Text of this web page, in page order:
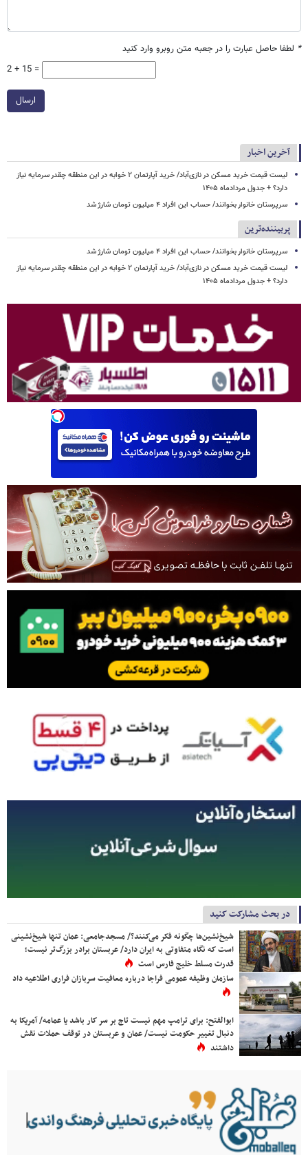
* لطفا حاصل عبارت را در جعبه متن روبرو وارد کنید
2 + 15 =
ارسال
آخرین اخبار
لیست قیمت خرید مسکن در نازی‌آباد/ خرید آپارتمان ۲ خوابه در این منطقه چقدر سرمایه نیاز
دارد؟ + جدول مردادماه ۱۴۰۵
سرپرستان خانوار بخوانند/ حساب این افراد ۴ میلیون تومان شارژ شد
پربیننده‌ترین
سرپرستان خانوار بخوانند/ حساب این افراد ۴ میلیون تومان شارژ شد
لیست قیمت خرید مسکن در نازی‌آباد/ خرید آپارتمان ۲ خوابه در این منطقه چقدر سرمایه نیاز
دارد؟ + جدول مردادماه ۱۴۰۵
در بحث مشارکت کنید
شیخ‌نشین‌ها چگونه فکر می‌کنند؟/ مسجدجامعی: عمان تنها شیخ‌نشینی
است که نگاه متفاوتی به ایران دارد/ عربستان برادر بزرگ‌تر نیست؛
قدرت مسلط خلیج فارس است
سازمان وظیفه عمومی فراجا درباره معافیت سربازان فراری اطلاعیه داد
ابوالفتح: برای ترامپ مهم نیست تاج بر سر کار باشد یا عمامه/ آمریکا به
دنبال تغییر حکومت نیست/ عمان و عربستان در توقف حملات نقش
داشتند